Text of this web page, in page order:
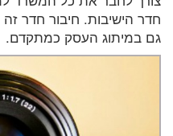
חדר הישיבות. חיבור חדר
גם במיתוג העסק כמתקדם.